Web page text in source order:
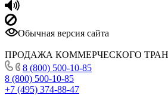
Обычная версия сайта
ПРОДАЖА КОММЕРЧЕСКОГО
8 (800) 500-10-85
8 (800) 500-10-85
+7 (495) 374-88-47